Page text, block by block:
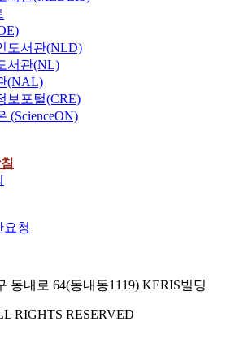
도서관(NLD)
서관(NL)
(NAL)
보포털(CRE)
(ScienceON)
요청
동내로 64(동내동1119) KERIS빌딩
RIGHTS RESERVED